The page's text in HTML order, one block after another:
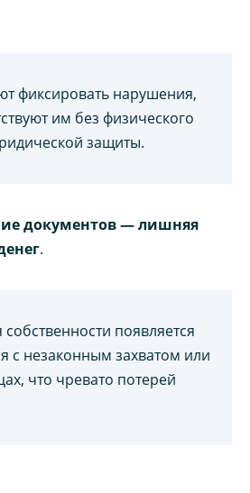
фиксировать нарушения,
им без физического
защиты.
документов — лишняя
.
появляется
с незаконным захватом или
что чревато потерей